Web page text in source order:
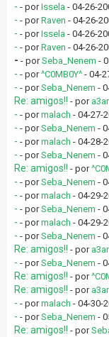
- - porIssela - 04-26-
- - porRaven - 04-26-
- - porIssela - 04-26-
- - porRaven - 04-26-
- - porSeba_Nenem -
- - por^C0MB0Y^ - 04-
- - porSeba_Nenem -
Re: amigos!! - por
- - pormalach - 04-27-
- - porSeba_Nenem -
- - pormalach - 04-28-
- - porSeba_Nenem -
Re: amigos!! - por
- - porSeba_Nenem -
- - pormalach - 04-29-
- - porSeba_Nenem -
- - pormalach - 04-29-
- - porSeba_Nenem -
Re: amigos!! - por
- - porSeba_Nenem -
Re: amigos!! - por
Re: amigos!! - por
- - pormalach - 04-30-
- - porSeba_Nenem -
Re: amigos!! - por